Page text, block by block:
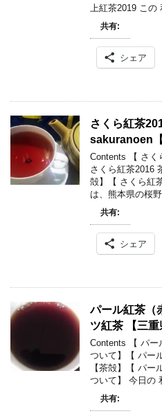
上紅茶2019 こ
共有:
シェア
さくら紅茶
sakuranoen【
Contents 【 さく
さくら紅茶2016
殻】【 さくら紅
は、熊本県の桜
共有:
シェア
パール紅茶（
ツ紅茶 【三重
Contents 【 パー
ついて】【 パー
【茶殻】【 パー
ついて】 今日の
共有: